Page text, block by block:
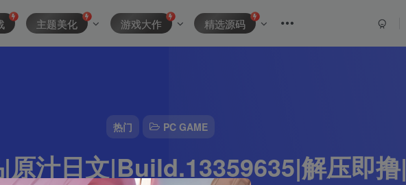
热门 PC GAME
原汁日文|Build.13359635|解压即撸|
主题美化 游戏大作 精选源码